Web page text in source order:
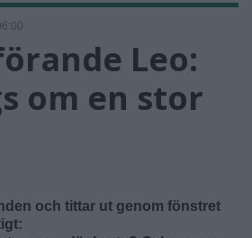
Leo:
om en stor
och tittar ut genom fönstret